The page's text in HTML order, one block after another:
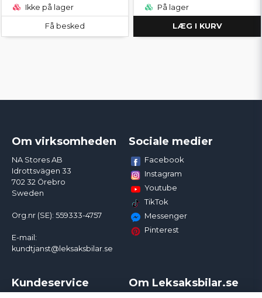
Ikke på lager
Få besked
På lager
LÆG I KURV
Om virksomheden
NA Stores AB
Idrottsvägen 33
702 32 Örebro
Sweden
Org.nr (SE): 559333-4757
E-mail:
kundtjanst@leksaksbilar.se
Sociale medier
Facebook
Instagram
Youtube
TikTok
Messenger
Pinterest
Kundeservice Om Leksaksbilar.se